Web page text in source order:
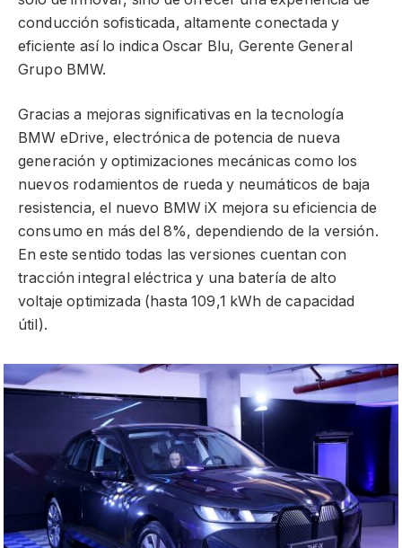
conducción sofisticada, altamente conectada y
eficiente así lo indica Oscar Blu, Gerente General
Grupo BMW.
Gracias a mejoras significativas en la tecnología
BMW eDrive, electrónica de potencia de nueva
generación y optimizaciones mecánicas como los
nuevos rodamientos de rueda y neumáticos de baja
resistencia, el nuevo BMW iX mejora su eficiencia de
consumo en más del 8%, dependiendo de la versión.
En este sentido todas las versiones cuentan con
tracción integral eléctrica y una batería de alto
voltaje optimizada (hasta 109,1 kWh de capacidad
útil).